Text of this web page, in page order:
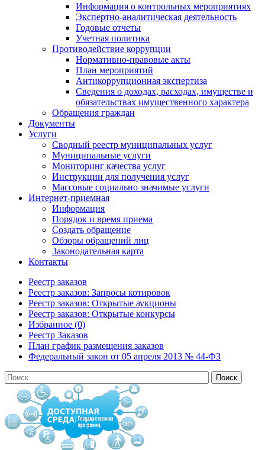
Информация о контрольных мероприятиях
Экспертно-аналитическая деятельность
Годовые отчеты
Учетная политика
Противодействие коррупции
Нормативно-правовые акты
План мероприятий
Антикоррупционная экспертиза
Сведения о доходах, расходах, имуществе и
обязательствах имущественного характера
Обращения граждан
Документы
Услуги
Сводный реестр муниципальных услуг
Муниципальные услуги
Мониторинг качества услуг
Инструкции для получения услуг
Массовые социально значимые услуги
Интернет-приемная
Информация
Порядок и время приема
Создать обращение
Обзоры обращений лиц
Законодательная карта
Контакты
Реестр заказов
Реестр заказов: Запросы котировок
Реестр заказов: Открытые аукционы
Реестр заказов: Открытые конкурсы
Избранное (0)
Реестр Заказов
План график размещения заказов
Федеральный закон от 05 апреля 2013 № 44-ФЗ